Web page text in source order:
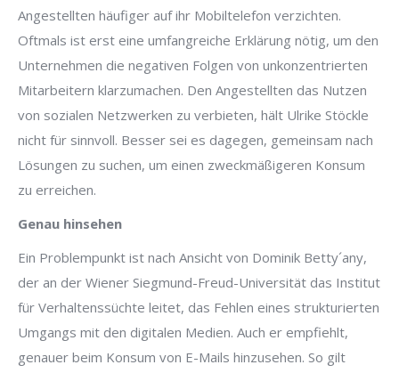
Angestellten häufiger auf ihr Mobiltelefon verzichten.
Oftmals ist erst eine umfangreiche Erklärung nötig, um den
Unternehmen die negativen Folgen von unkonzentrierten
Mitarbeitern klarzumachen. Den Angestellten das Nutzen
von sozialen Netzwerken zu verbieten, hält Ulrike Stöckle
nicht für sinnvoll. Besser sei es dagegen, gemeinsam nach
Lösungen zu suchen, um einen zweckmäßigeren Konsum
zu erreichen.
Genau hinsehen
Ein Problempunkt ist nach Ansicht von Dominik Betty´any,
der an der Wiener Siegmund-Freud-Universität das Institut
für Verhaltenssüchte leitet, das Fehlen eines strukturierten
Umgangs mit den digitalen Medien. Auch er empfiehlt,
genauer beim Konsum von E-Mails hinzusehen. So gilt